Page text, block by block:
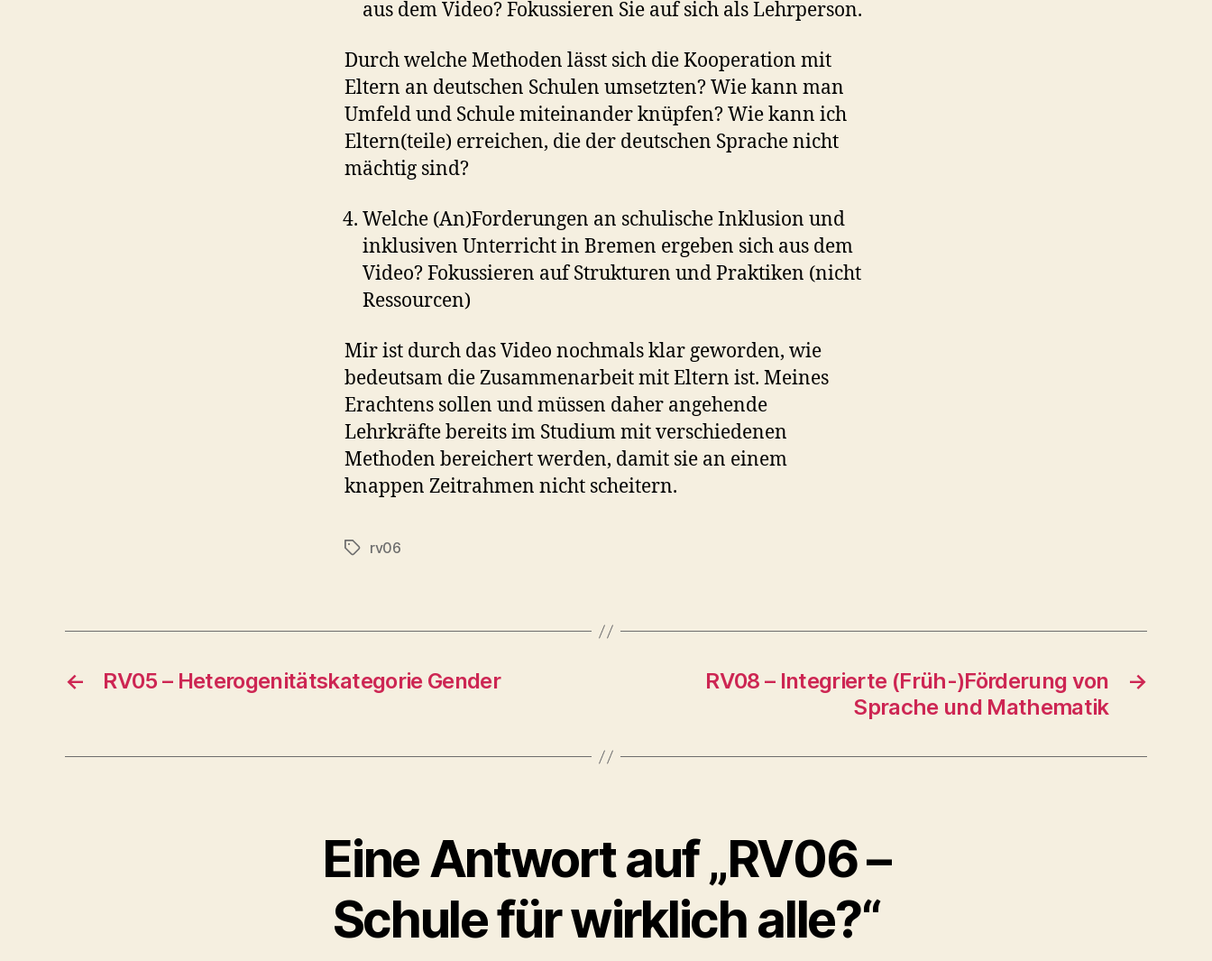
aus dem Video? Fokussieren Sie auf sich als Lehrperson.
Durch welche Methoden lässt sich die Kooperation mit
Eltern an deutschen Schulen umsetzten? Wie kann man
Umfeld und Schule miteinander knüpfen? Wie kann ich
Eltern(teile) erreichen, die der deutschen Sprache nicht
mächtig sind?
Welche (An)Forderungen an schulische Inklusion und
inklusiven Unterricht in Bremen ergeben sich aus dem
Video? Fokussieren auf Strukturen und Praktiken (nicht
Ressourcen)
Mir ist durch das Video nochmals klar geworden, wie
bedeutsam die Zusammenarbeit mit Eltern ist. Meines
Erachtens sollen und müssen daher angehende
Lehrkräfte bereits im Studium mit verschiedenen
Methoden bereichert werden, damit sie an einem
knappen Zeitrahmen nicht scheitern.
Schlagwörter
rv06
← RV05 – Heterogenitätskategorie Gender →
RV08 – Integrierte (Früh-)Förderung von
Sprache und Mathematik
Eine Antwort auf „RV06 –
Schule für wirklich alle?“